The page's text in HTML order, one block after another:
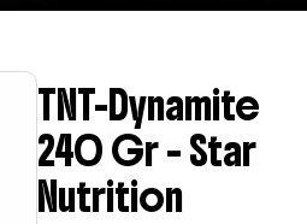
TNT-Dynamite
240 Gr – Star
Nutrition